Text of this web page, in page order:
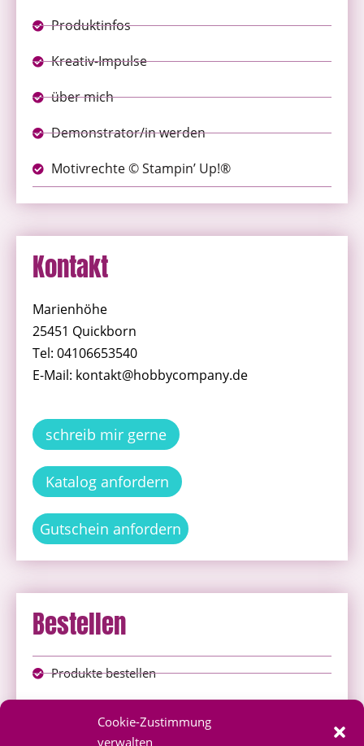
Cookie-Zustimmung
verwalten
Produktinfos
Kreativ-Impulse
über mich
Demonstrator/in werden
Motivrechte © Stampin’ Up!®
Kontakt
Marienhöhe
25451 Quickborn
Tel: 04106653540
E-Mail: kontakt@hobbycompany.de
schreib mir gerne
Katalog anfordern
Gutschein anfordern
Bestellen
Produkte bestellen
über mich bestellen